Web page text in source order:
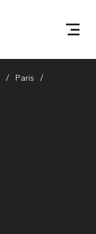
Paris